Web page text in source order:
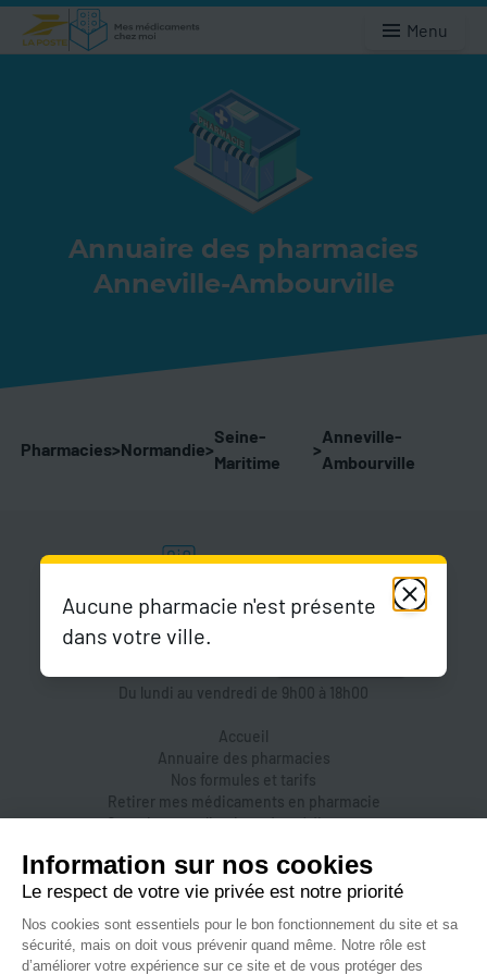
Menu
Annuaire des pharmacies
Anneville-Ambourville
Pharmacies>Normandie>
Seine-
Maritime
>
Anneville-
Ambourville
Du lundi au vendredi de 9h00 à 18h00
Accueil
Annuaire des pharmacies
Nos formules et tarifs
Retirer mes médicaments en pharmacie
Organiser une livraison de médicaments
Accès pharmaciens
Accès aidants
Aide et FAQ
Nous contacter
Aucune pharmacie n'est présente
dans votre ville.